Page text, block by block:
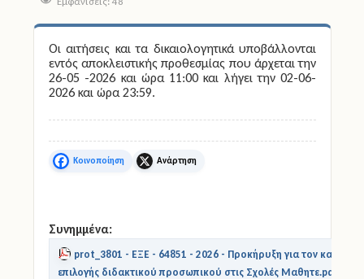
Πολιτική Προστασία
Ηλεκτρονικές Υπηρεσίες
Επικοινωνία
Οι αιτήσεις και τα δικαιολογητικά υποβάλλονται
εντός αποκλειστικής προθεσμίας που άρχεται την
26-05 -2026 και ώρα 11:00 και λήγει την 02-06-
2026 και ώρα 23:59.
Facebook X
Συνημμένα:
prot_3801 - ΕΞΕ - 64851 - 2026 - Προκήρυξη για τον
επιλογής διδακτικού προσωπικού στις Σχολές Μαθητε.pdf